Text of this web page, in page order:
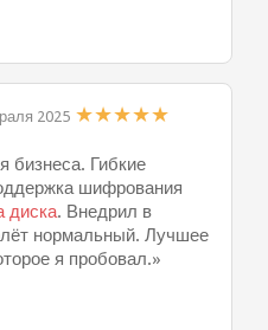
2025 ★★★★★
бизнеса. Гибкие
шифрования
диска. Внедрил в
нормальный. Лучшее
я пробовал.»